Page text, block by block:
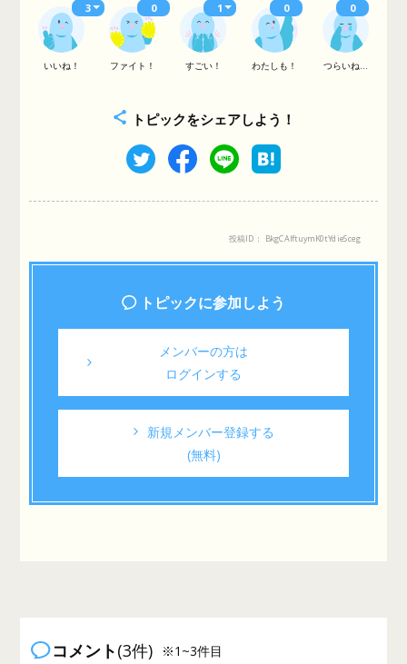
いいね！ ファイト！ すごい！ わたしも！ つらいね...
3 0 1 0 0
トピックをシェアしよう！
投稿ID： BkgCAIftuymK0tYdieSceg
トピックに参加しよう
メンバーの方は
ログインする
新規メンバー登録する
(無料)
コメント(3件) ※1~3件目